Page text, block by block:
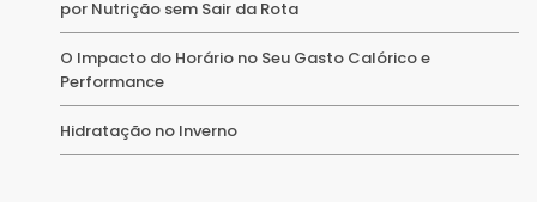
por Nutrição sem Sair da Rota
O Impacto do Horário no Seu Gasto Calórico e
Performance
Hidratação no Inverno